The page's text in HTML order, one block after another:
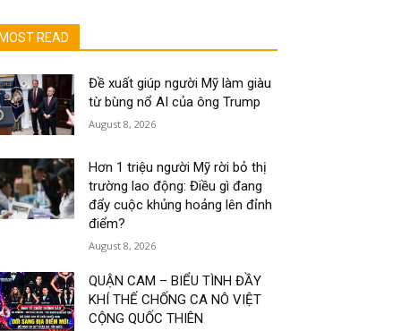
MOST READ
Đề xuất giúp người Mỹ làm giàu
từ bùng nổ AI của ông Trump
August 8, 2026
Hơn 1 triệu người Mỹ rời bỏ thị
trường lao động: Điều gì đang
đẩy cuộc khủng hoảng lên đỉnh
điểm?
August 8, 2026
QUẬN CAM – BIỂU TÌNH ĐẦY
KHÍ THẾ CHỐNG CA NÔ VIỆT
CỘNG QUỐC THIÊN